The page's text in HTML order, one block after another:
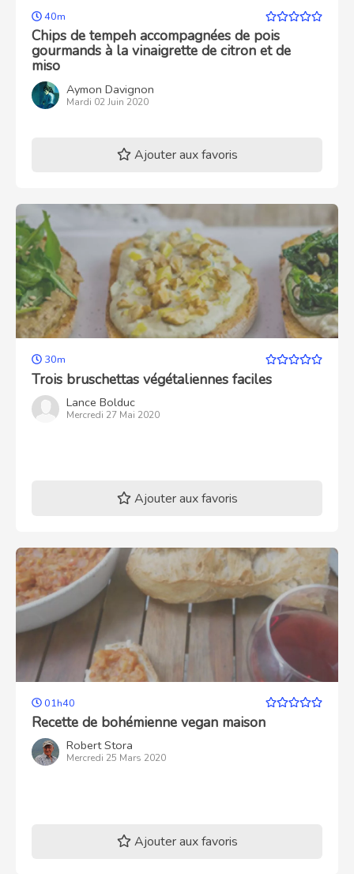
40m
Chips de tempeh accompagnées de pois
gourmands à la vinaigrette de citron et de
miso
Aymon Davignon
Mardi 02 Juin 2020
Ajouter aux favoris
30m
Trois bruschettas végétaliennes faciles
Lance Bolduc
Mercredi 27 Mai 2020
Ajouter aux favoris
01h40
Recette de bohémienne vegan maison
Robert Stora
Mercredi 25 Mars 2020
Ajouter aux favoris